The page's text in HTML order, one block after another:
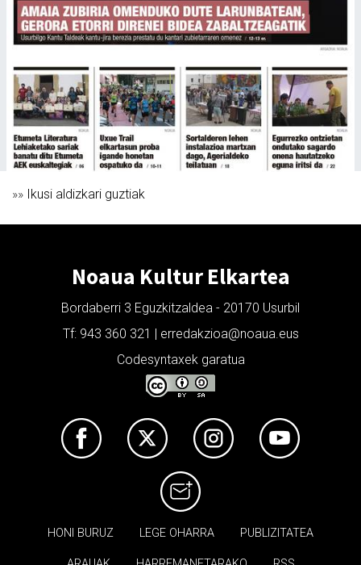
»» Ikusi aldizkari guztiak
Noaua Kultur Elkartea
Bordaberri 3 Eguzkitzaldea - 20170 Usurbil
Tf: 943 360 321 | erredakzioa@noaua.eus
Codesyntaxek garatua
HONI BURUZ LEGE OHARRA PUBLIZITATEA